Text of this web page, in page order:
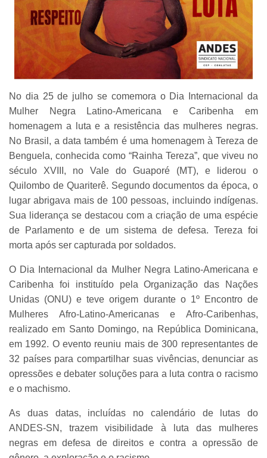
No dia 25 de julho se comemora o Dia Internacional da
Mulher Negra Latino-Americana e Caribenha em
homenagem a luta e a resistência das mulheres negras.
No Brasil, a data também é uma homenagem à Tereza de
Benguela, conhecida como “Rainha Tereza”, que viveu no
século XVIII, no Vale do Guaporé (MT), e liderou o
Quilombo de Quariterê. Segundo documentos da época, o
lugar abrigava mais de 100 pessoas, incluindo indígenas.
Sua liderança se destacou com a criação de uma espécie
de Parlamento e de um sistema de defesa. Tereza foi
morta após ser capturada por soldados.
O Dia Internacional da Mulher Negra Latino-Americana e
Caribenha foi instituído pela Organização das Nações
Unidas (ONU) e teve origem durante o 1º Encontro de
Mulheres Afro-Latino-Americanas e Afro-Caribenhas,
realizado em Santo Domingo, na República Dominicana,
em 1992. O evento reuniu mais de 300 representantes de
32 países para compartilhar suas vivências, denunciar as
opressões e debater soluções para a luta contra o racismo
e o machismo.
As duas datas, incluídas no calendário de lutas do
ANDES-SN, trazem visibilidade à luta das mulheres
negras em defesa de direitos e contra a opressão de